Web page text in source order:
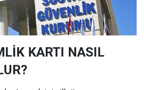
KARTI NASIL